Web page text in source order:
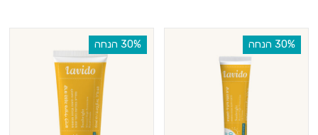
‫30% הנחה ‫30% הנחה